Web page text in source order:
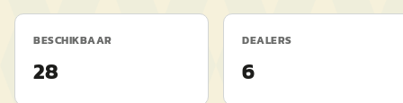
BESCHIKBAAR
28
DEALERS
6